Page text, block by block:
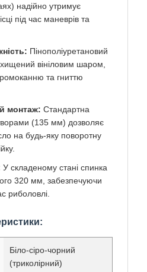
надійно утримує
під час маневрів та
Пінополіуретановий
вініловим шаром,
та гниттю
монтаж: Стандартна
(135 мм) дозволяє
на будь-яку поворотну
У складеному стані спинка
320 мм, забезпечуючи
риболовлі.
Біло-сіро-чорний
(триколірний)